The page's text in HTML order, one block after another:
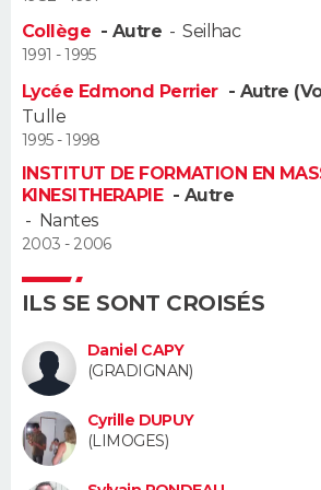
Alimentation
Guide de la santé
Maladies
Médicaments
Sommeil
VOYAGE
Destinations
City break
Voyage nature
Voyage de noces
Forum
Climat
+
PHOTO
BONS PLANS
CARTE DE VOEUX
Carte de Noël
Carte Bonne année
Carte Saint-Valentin
Carte Pâques
Carte d'anniversaire
DICTIONNAIRE
Dictionnaire
Biographies
Citations
Expressions
Proverbes
PROGRAMME TV
S'inscrire
Se connecter
Lycées
Collèges
Primaires
Universités
Entreprises
Service militaire
Avis de recherche
AVIS DE DÉCÈS
Collège - Autre -Seilhac
1991 - 1995
Lycée Edmond Perrier - Autre
Tulle
1995 - 1998
INSTITUT DE FORMATION EN
KINESITHERAPIE - Autre
- Nantes
2003 - 2006
ILS SE SONT CROISÉS
Daniel CAPY
(GRADIGNAN)
Cyrille DUPUY
(LIMOGES)